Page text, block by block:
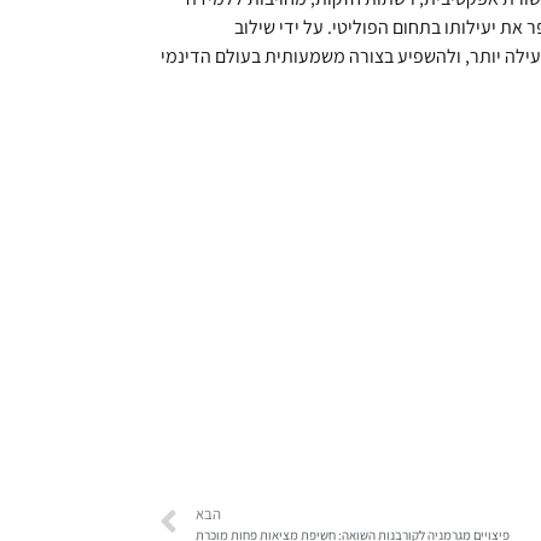
יעילותו בתחום הפוליטי. על ידי שילוב
יותר, ולהשפיע בצורה משמעותית בעולם הדינמי
הבא
פיצויים מגרמניה לקורבנות השואה: חשיפת מציאות פחות מוכרת